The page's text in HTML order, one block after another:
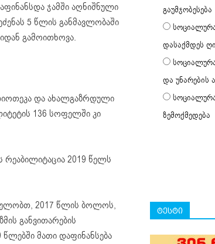
ჯამში აღნიშნული
5 წლის განმავლობაში
გამოითხოვა.
და ახალგაზრდული
136 სოფელში კი
2019 წელს
2017 წლის ბოლოს,
განვითარების
მათი დაფინანსება
გაუმჯობესება
დასაქმდეს
და უნარების
ზემოქმედება
ტესტი